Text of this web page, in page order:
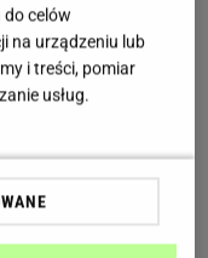
celów
na urządzeniu lub
i treści, pomiar
usług.